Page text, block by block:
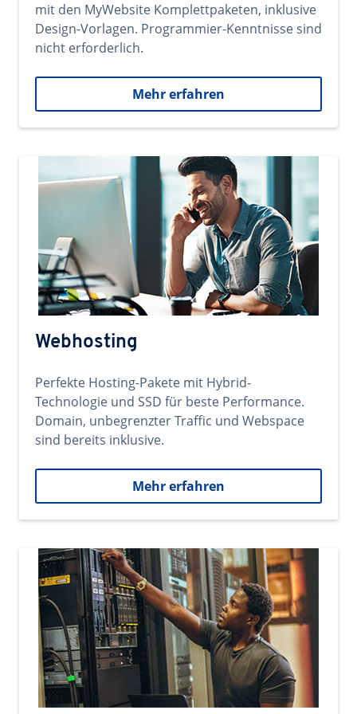
mit den MyWebsite Komplettpaketen, inklusive
Design-Vorlagen. Programmier-Kenntnisse sind
nicht erforderlich.
Mehr erfahren
Webhosting
Perfekte Hosting-Pakete mit Hybrid-
Technologie und SSD für beste Performance.
Domain, unbegrenzter Traffic und Webspace
sind bereits inklusive.
Mehr erfahren